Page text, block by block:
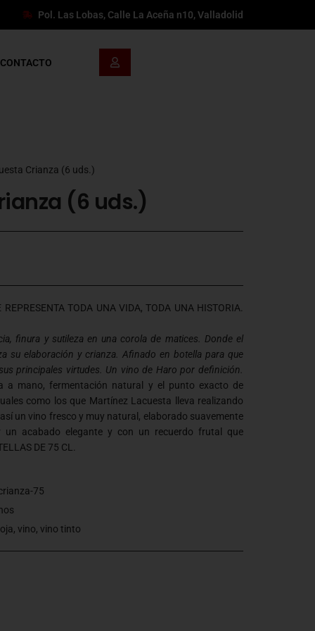
Pol. Las Lobas, Calle La Aceña n10, Valladolid
CONTACTO
Crianza (6 uds.)
(6 uds.)
TODA UNA VIDA, TODA UNA HISTORIA.
finura y sutileza en una corola de matices. Donde el
su elaboración y crianza. Afinado en botella para que
principales virtudes. Un vino de Haro por definición.
a mano, fermentación natural y el punto exacto de
como los que Martínez Lacuesta lleva realizando
un vino fresco y muy natural, elaborado suavemente
acabado elegante y con un recuerdo frutal que
DE 75 CL.
75
, vino, vino tinto